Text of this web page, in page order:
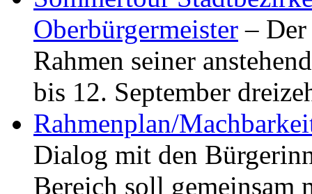
Oberbürgermeister –
Rahmen seiner
bis 12. September
Rahmenplan/
Dialog mit den
Bereich soll gemeinsam